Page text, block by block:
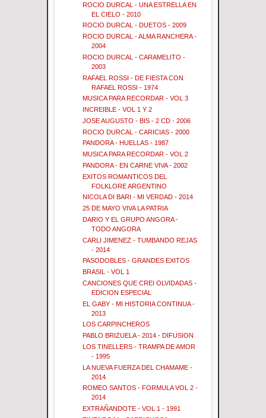
ROCIO DURCAL - UNA ESTRELLA EN
EL CIELO - 2010
ROCIO DURCAL - DUETOS - 2009
ROCIO DURCAL - ALMA RANCHERA -
2004
ROCIO DURCAL - CARAMELITO -
2003
RAFAEL ROSSI - DE FIESTA CON
RAFAEL ROSSI - 1974
MUSICA PARA RECORDAR - VOL 3
INCREIBLE - VOL 1 Y 2
JOSE AUGUSTO - BIS - 2 CD - 2006
ROCIO DURCAL - CARICIAS - 2000
PANDORA - HUELLAS - 1987
MUSICA PARA RECORDAR - VOL 2
PANDORA - EN CARNE VIVA - 2002
EXITOS ROMANTICOS DEL
FOLKLORE ARGENTINO
NICOLA DI BARI - MI VERDAD - 2014
25 DE MAYO VIVA LA PATRIA
DARIO Y EL GRUPO ANGORA -
TODO ANGORA
CARLI JIMENEZ - TUMBANDO REJAS
- 2014
PASODOBLES - GRANDES EXITOS
BRASIL - VOL 1
CANCIONES QUE CREI OLVIDADAS -
EDICION ESPECIAL
EL GABY - MI HISTORIA CONTINUA -
2013
LOS CARPINCHEROS
PABLO BRIZUELA - 2014 - DIFUSION
LOS TINELLERS - TRAMPA DE AMOR
- 1995
LA NUEVA FUERZA DEL CHAMAME -
2014
ROMEO SANTOS - FORMULA VOL 2 -
2014
EXTRAÑANDOTE - VOL 1 - 1991